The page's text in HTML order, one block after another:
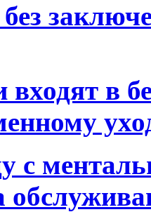
входят в
с